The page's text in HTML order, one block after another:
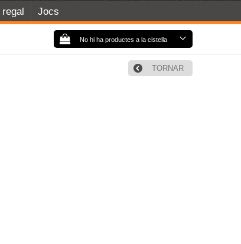
Jocs
No hi ha productes a la cistella
TORNAR